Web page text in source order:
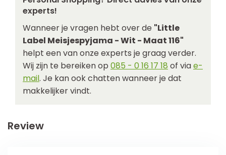
experts!
Wanneer je vragen hebt over de "Little
Label Meisjespyjama - Wit - Maat 116"
helpt een van onze experts je graag verder.
Wij zijn te bereiken op 085 - 0 16 17 18 of viae-
mail. Je kan ook chatten wanneer je dat
makkelijker vindt.
Review